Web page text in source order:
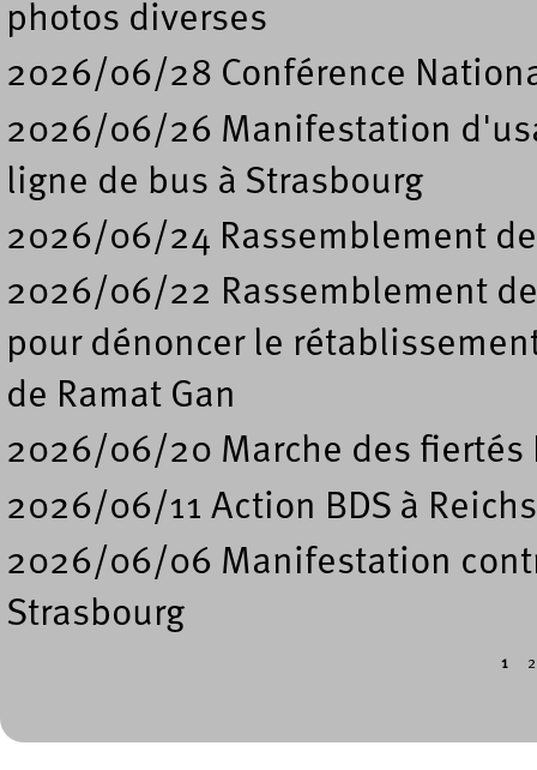
photos diverses
2026/06/28 Conférence
2026/06/26 Manifestation
ligne de bus à Strasbourg
2026/06/24 Rassemblement
2026/06/22 Rassemblement
pour dénoncer le
de Ramat Gan
2026/06/20 Marche des fiertés
2026/06/11 Action BDS à
2026/06/06 Manifestation
Strasbourg
1 2